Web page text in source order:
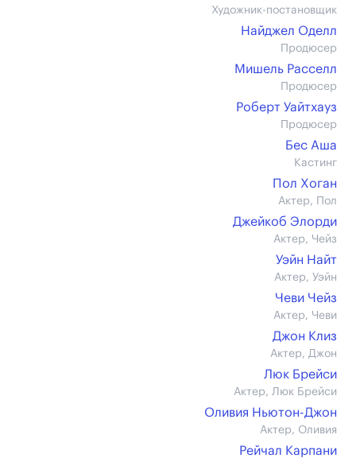
Художник-постановщик
Найджел Оделл
Продюсер
Мишель Расселл
Продюсер
Роберт Уайтхауз
Продюсер
Бес Аша
Кастинг
Пол Хоган
Актер, Пол
Джейкоб Элорди
Актер, Чейз
Уэйн Найт
Актер, Уэйн
Чеви Чейз
Актер, Чеви
Джон Клиз
Актер, Джон
Люк Брейси
Актер, Люк Брейси
Оливия Ньютон-Джон
Актер, Оливия
Рейчал Карпани